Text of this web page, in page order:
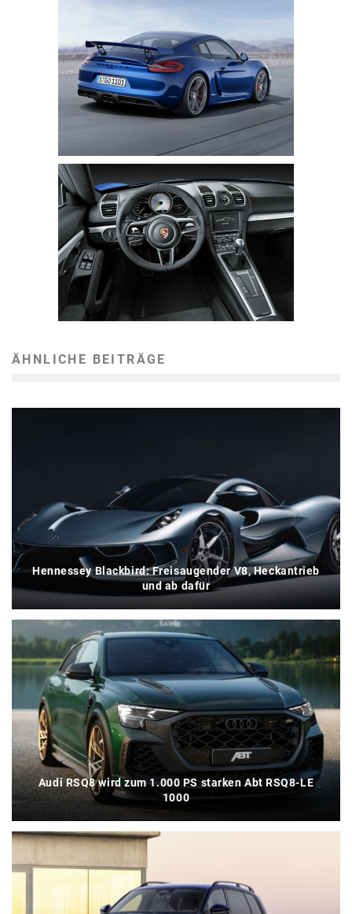
ÄHNLICHE BEITRÄGE
Hennessey Blackbird: Freisaugender V8, Heckantrieb
und ab dafür
Audi RSQ8 wird zum 1.000 PS starken Abt RSQ8-LE
1000